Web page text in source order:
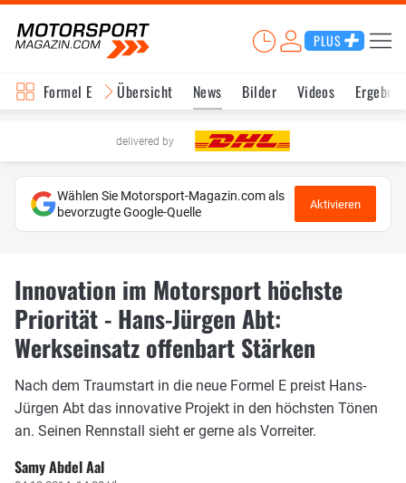
PLUS
Formel E Übersicht News Bilder Videos
delivered by
Wählen Sie Motorsport-Magazin.com als
bevorzugte Google-Quelle
Aktivieren
Innovation im Motorsport höchste
Priorität - Hans-Jürgen Abt:
Werkseinsatz offenbart Stärken
Nach dem Traumstart in die neue Formel E preist Hans-
Jürgen Abt das innovative Projekt in den höchsten Tönen
an. Seinen Rennstall sieht er gerne als Vorreiter.
Samy Abdel Aal